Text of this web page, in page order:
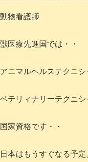
動物看護師
獣医療先進国では・・
アニマルヘルステクニシ
ベテリィナリーテクニシ
国家資格です・・
日本はもうすぐなる予定